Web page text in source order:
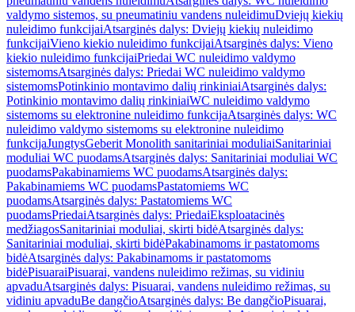
valdymo sistemos, su pneumatiniu vandens nuleidimuDviejų kiekių
nuleidimo funkcijaiAtsarginės dalys: Dviejų kiekių nuleidimo
funkcijaiVieno kiekio nuleidimo funkcijaiAtsarginės dalys: Vieno
kiekio nuleidimo funkcijaiPriedai WC nuleidimo valdymo
sistemomsAtsarginės dalys: Priedai WC nuleidimo valdymo
sistemomsPotinkinio montavimo dalių rinkiniaiAtsarginės dalys:
Potinkinio montavimo dalių rinkiniaiWC nuleidimo valdymo
sistemoms su elektronine nuleidimo funkcijaAtsarginės dalys: WC
nuleidimo valdymo sistemoms su elektronine nuleidimo
funkcijaJungtysGeberit Monolith sanitariniai moduliaiSanitariniai
moduliai WC puodamsAtsarginės dalys: Sanitariniai moduliai WC
puodamsPakabinamiems WC puodamsAtsarginės dalys:
Pakabinamiems WC puodamsPastatomiems WC
puodamsAtsarginės dalys: Pastatomiems WC
puodamsPriedaiAtsarginės dalys: PriedaiEksploatacinės
medžiagosSanitariniai moduliai, skirti bidėAtsarginės dalys:
Sanitariniai moduliai, skirti bidėPakabinamoms ir pastatomoms
bidėAtsarginės dalys: Pakabinamoms ir pastatomoms
bidėPisuaraiPisuarai, vandens nuleidimo režimas, su vidiniu
apvaduAtsarginės dalys: Pisuarai, vandens nuleidimo režimas, su
vidiniu apvaduBe dangčioAtsarginės dalys: Be dangčioPisuarai,